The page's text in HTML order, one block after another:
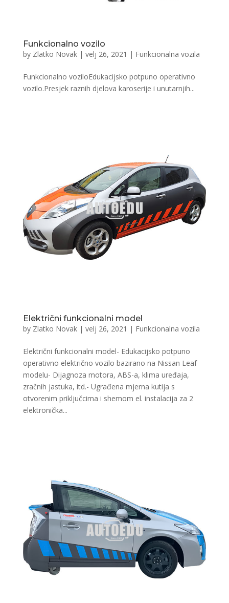
Funkcionalno vozilo
by Zlatko Novak| velj 26, 2021 | Funkcionalna vozila
Funkcionalno voziloEdukacijsko potpuno operativno
vozilo.Presjek raznih djelova karoserije i unutarnjih...
Električni funkcionalni model
by Zlatko Novak| velj 26, 2021 | Funkcionalna vozila
Električni funkcionalni model- Edukacijsko potpuno
operativno električno vozilo bazirano na Nissan Leaf
modelu- Dijagnoza motora, ABS-a, klima uređaja,
zračnih jastuka, itd.- Ugrađena mjerna kutija s
otvorenim priključcima i shemom el. instalacija za 2
elektronička...